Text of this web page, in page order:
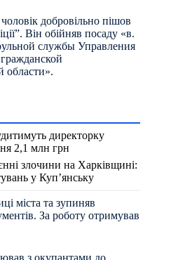
добровільно пішов
Він обійняв посаду «в.
службы Управления
области».
директорку
2,1 млн грн
злочини на Харківщині:
у Куп’янську
міста та зупиняв
За роботу отримував
з окупантами до